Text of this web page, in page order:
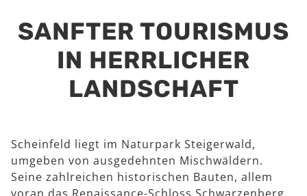
SANFTER TOURISMUS
IN HERRLICHER
LANDSCHAFT
Scheinfeld liegt im Naturpark Steigerwald,
umgeben von ausgedehnten Mischwäldern.
Seine zahlreichen historischen Bauten, allem